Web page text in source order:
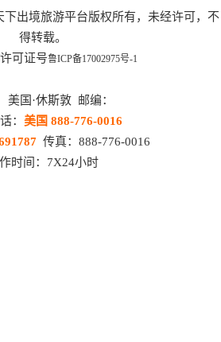
下出境旅游平台版权所有，未经许可，不
得转载。
可证号鲁ICP备17002975号-1
美国·休斯敦 邮编：
： 美国 888-776-0016
传真：888-776-0016
时间：7X24小时